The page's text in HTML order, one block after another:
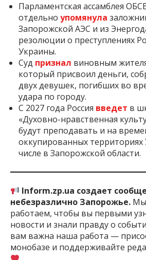
Парламентская ассамблея
отдельно упомянула
Запорожской АЭС и из
резолюции о преступлениях
Украины.
Суд признал виновным
который присвоил деньги,
двух девушек, погибших во
удара по городу.
С 2027 года Россия введет в
«Духовно-нравственная
будут преподавать и на
оккупированных
числе в Запорожской области.
Inform.zp.ua создает
небезразлично Запорожье. Мы
работаем, чтобы вы первыми
новости и знали правду о
вам важна наша работа —
монобазе и поддерживайте